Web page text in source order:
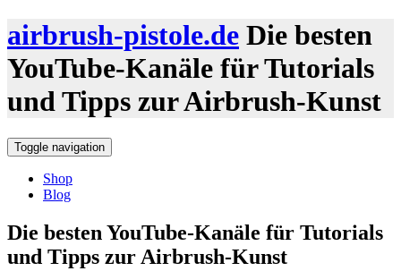
airbrush-pistole.de Die besten
YouTube-Kanäle für Tutorials
und Tipps zur Airbrush-Kunst
Toggle navigation
Shop
Blog
Die besten YouTube-Kanäle für Tutorials
und Tipps zur Airbrush-Kunst